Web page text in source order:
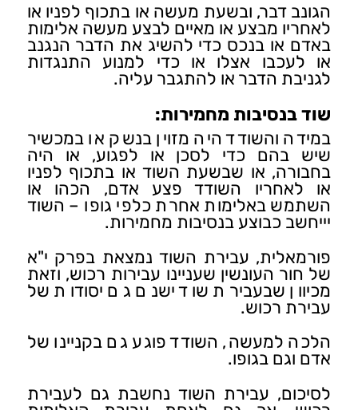
הגונב דבר, ובשעת מעשה או בתכוף לפניו או
לאחריו מבצע או מאיים לבצע מעשה אלימות
באדם או בנכס כדי להשיג את הדבר הנגנב
או לעכבו אצלו או כדי למנוע התנגדות
לגניבת הדבר או להתגבר עליה.
שוד בנסיבות מחמירות:
במידה והשודד היה מזוין בנשק או במכשיר
שיש בהם כדי לסכן או לפגוע, או היה
בחבורה, או שבשעת השוד או בתכוף לפניו
או לאחריו השודד פצע אדם, הכהו או
השתמש באלימות אחרת כלפי גופו – השוד
יייחשב כבוצע בנסיבות מחמירות.
פורמאלית, עבירת השוד נמצאת בפרק י"א
של חור העונשין שעניינו עבירות רכוש, וזאת
מכיוון שבעבירת שוד ישנם גם יסודות של
עבירת רכוש.
הלכה למעשה, השודד פוגע גם בקניינו של
אדם וגם בגופו.
לסיכום, עבירת השוד נחשבת גם לעבירת